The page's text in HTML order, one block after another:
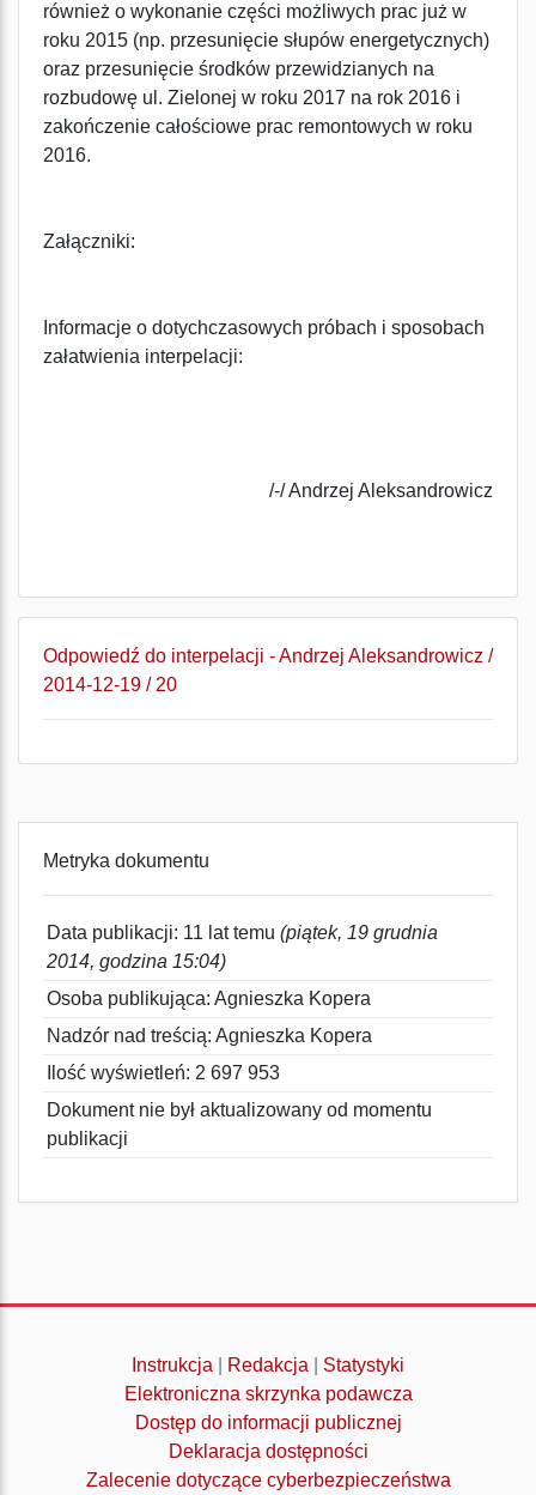
również o wykonanie części możliwych prac już w
roku 2015 (np. przesunięcie słupów energetycznych)
oraz przesunięcie środków przewidzianych na
rozbudowę ul. Zielonej w roku 2017 na rok 2016 i
zakończenie całościowe prac remontowych w roku
2016.
Załączniki:
Informacje o dotychczasowych próbach i sposobach
załatwienia interpelacji:
/-/ Andrzej Aleksandrowicz
Odpowiedź do interpelacji - Andrzej Aleksandrowicz /
2014-12-19 / 20
Metryka dokumentu
Data publikacji: 11 lat temu (piątek, 19 grudnia
2014, godzina 15:04)
Osoba publikująca: Agnieszka Kopera
Nadzór nad treścią: Agnieszka Kopera
Ilość wyświetleń: 2 697 953
Dokument nie był aktualizowany od momentu
publikacji
Instrukcja Redakcja
Statystyki
Elektroniczna skrzynka podawcza
Dostęp do informacji publicznej
Deklaracja dostępności
Zalecenie dotyczące cyberbezpieczeństwa